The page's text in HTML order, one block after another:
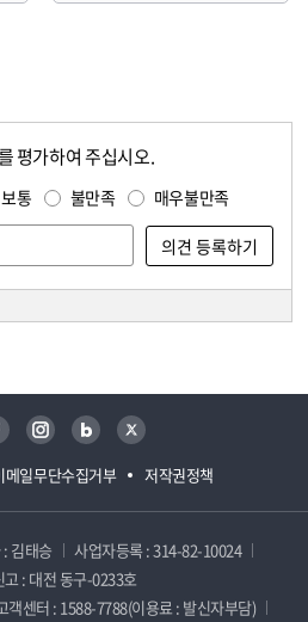
평가하여 주십시오.
보통 불만족 매우불만족
메일무단수집거부 저작권정책
인스타그램 블로그 트위터
김태승
사업자등록 : 314-82-10024
: 대전 동구-0233호
객센터 : 1588-7788(이용료 : 발신자부담)